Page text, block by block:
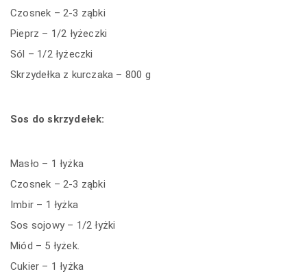
Czosnek – 2-3 ząbki
Pieprz – 1/2 łyżeczki
Sól – 1/2 łyżeczki
Skrzydełka z kurczaka – 800 g
Sos do skrzydełek:
Masło – 1 łyżka
Czosnek – 2-3 ząbki
Imbir – 1 łyżka
Sos sojowy – 1/2 łyżki
Miód – 5 łyżek.
Cukier – 1 łyżka